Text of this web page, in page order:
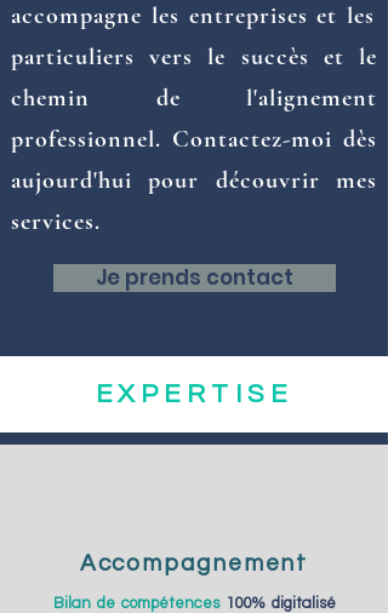
accompagne les entreprises et les
particuliers vers le succès et le
chemin de l'alignement
professionnel. Contactez-moi dès
aujourd'hui pour découvrir mes
services.
Je prends contact
EXPERTISE
Accompagnement
Bilan de compétences100% digitalisé